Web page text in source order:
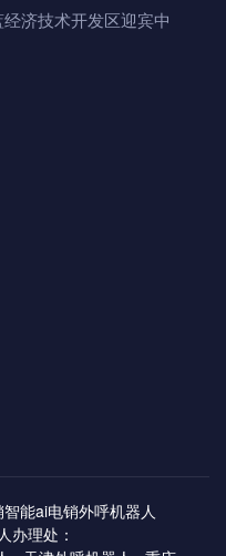
济技术开发区迎宾中
智能ai电销外呼机器人
办理处：